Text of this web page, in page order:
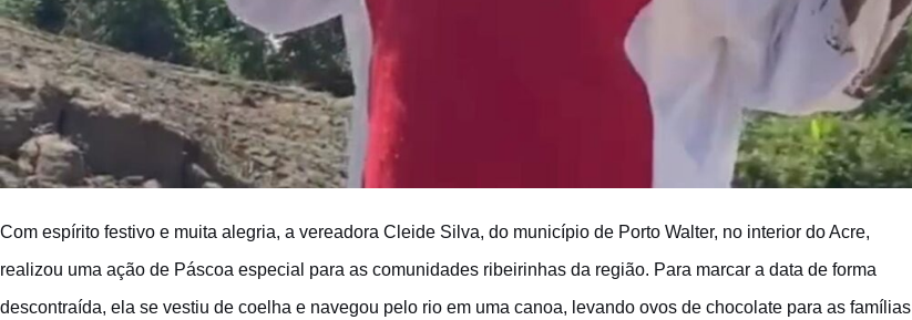
Com espírito festivo e muita alegria, a vereadora Cleide Silva, do município de Porto Walter, no interior do Acre,
realizou uma ação de Páscoa especial para as comunidades ribeirinhas da região. Para marcar a data de forma
descontraída, ela se vestiu de coelha e navegou pelo rio em uma canoa, levando ovos de chocolate para as famílias